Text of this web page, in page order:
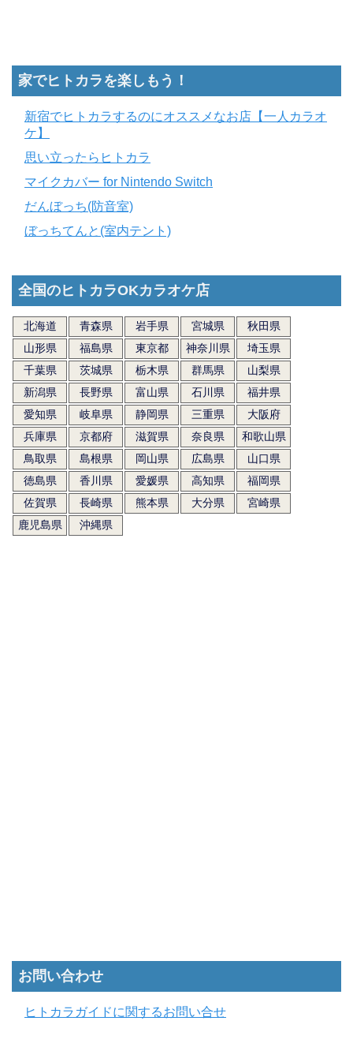
家でヒトカラを楽しもう！
新宿でヒトカラするのにオススメなお店【一人カラオ
ケ】
思い立ったらヒトカラ
マイクカバー for Nintendo Switch
だんぼっち(防音室)
ぼっちてんと(室内テント)
全国のヒトカラOKカラオケ店
北海道 青森県 岩手県 宮城県
秋田県
山形県
福島県 東京都 神奈川県
埼玉県
千葉県
茨城県 栃木県 群馬県
山梨県
新潟県
長野県 富山県 石川県
福井県
愛知県
岐阜県 静岡県 三重県
大阪府
兵庫県
京都府 滋賀県 奈良県
和歌山県
鳥取県
島根県 岡山県 広島県
山口県
徳島県
香川県 愛媛県 高知県
福岡県
佐賀県
長崎県 熊本県 大分県
宮崎県
鹿児島県
沖縄県
お問い合わせ
ヒトカラガイドに関するお問い合せ